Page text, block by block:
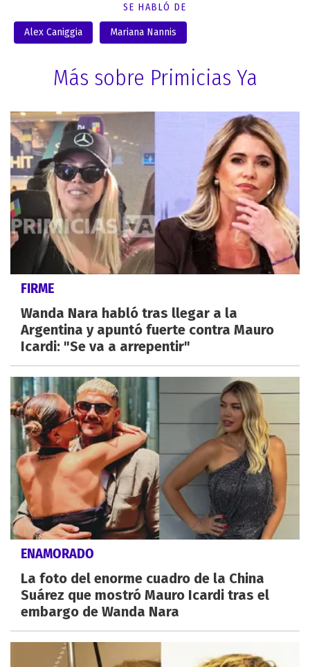
SE HABLÓ DE
Alex Caniggia Mariana Nannis
Más sobre Primicias Ya
FIRME
Wanda Nara habló tras llegar a la
Argentina y apuntó fuerte contra Mauro
Icardi: "Se va a arrepentir"
ENAMORADO
La foto del enorme cuadro de la China
Suárez que mostró Mauro Icardi tras el
embargo de Wanda Nara